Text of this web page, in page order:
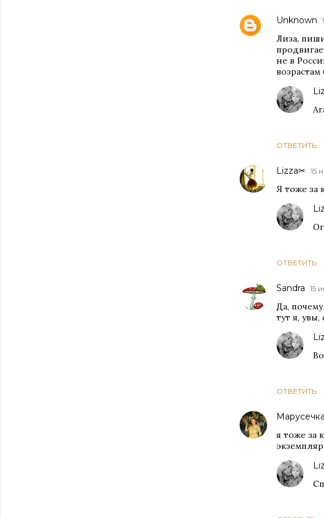
Unknown
Лиза,
не в
ОТВЕТИТЬ
Lizza✂ 15
Я тоже за
ОТВЕТИТЬ
Sandra 15
Да,
тут я, увы,
ОТВЕТИТЬ
я тоже за
экземпляр